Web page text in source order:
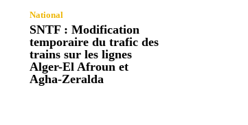
National
SNTF : Modification
temporaire du trafic des
trains sur les lignes
Alger-El Afroun et
Agha-Zeralda